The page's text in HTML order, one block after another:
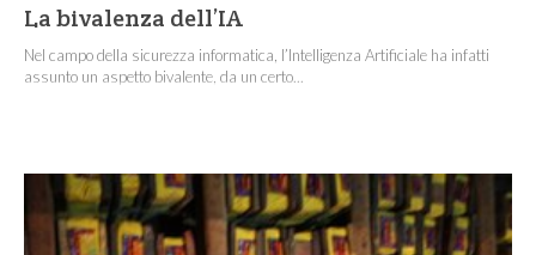
La bivalenza dell’IA
Nel campo della sicurezza informatica, l’Intelligenza Artificiale ha infatti
assunto un aspetto bivalente, da un certo...